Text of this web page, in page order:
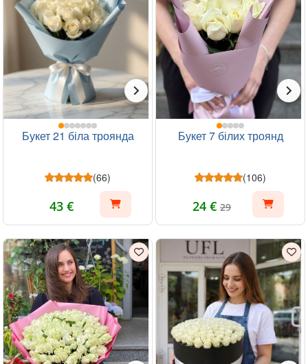
Букет 21 біла троянда
(66)
43 €
Букет 7 білих троянд
(106)
24 € 29